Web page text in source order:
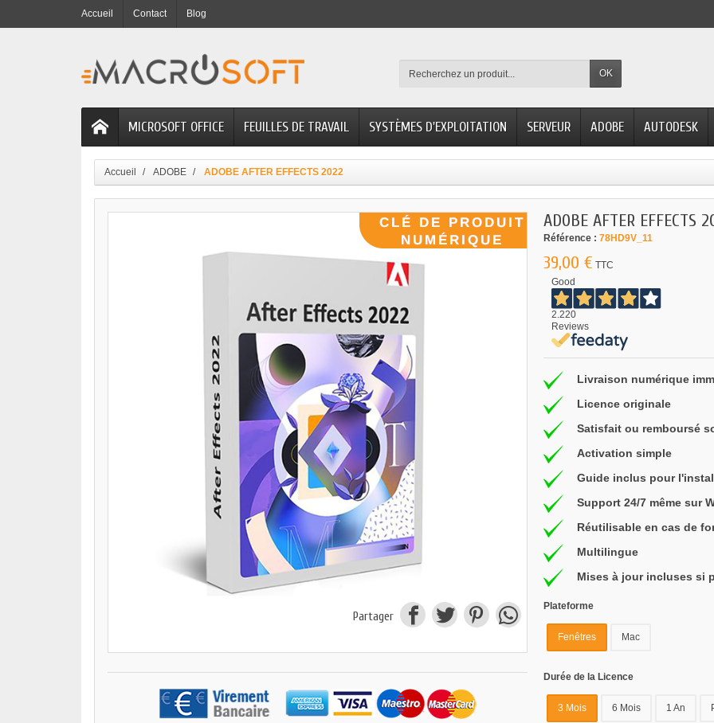
Accueil Contact Blog
OK
MICROSOFT OFFICE FEUILLES DE TRAVAIL SYSTÈMES D'EXPLOITATION SERVEUR ADOBE AUTODESK
Accueil ADOBE ADOBE AFTER EFFECTS 2022
Partager
ADOBE AFTER EFFECTS
Référence : 78HD9V_11
39,00 € TTC
Good
2.220
Reviews
Livraison numérique
Licence originale
Satisfait ou remboursé
Activation simple
Guide inclus pour
Support 24/7 même sur
Réutilisable en cas de
Multilingue
Mises à jour incluses si
Plateforme
Fenêtres Mac
Durée de la Licence
3 Mois 6 Mois 1 An